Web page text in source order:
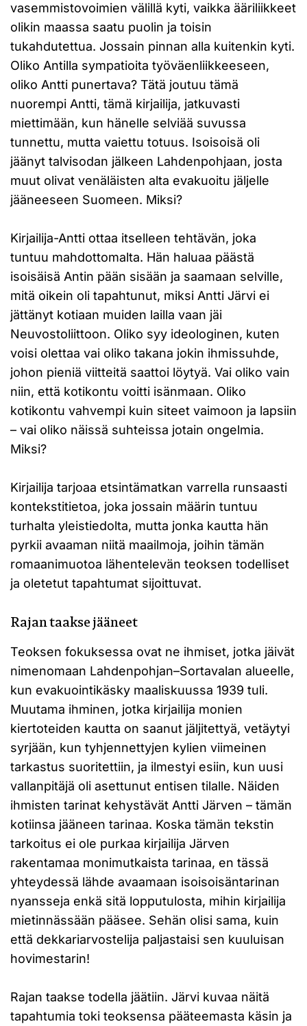
vasemmistovoimien välillä kyti, vaikka ääriliikkeet
olikin maassa saatu puolin ja toisin
tukahdutettua. Jossain pinnan alla kuitenkin kyti.
Oliko Antilla sympatioita työväenliikkeeseen,
oliko Antti punertava? Tätä joutuu tämä
nuorempi Antti, tämä kirjailija, jatkuvasti
miettimään, kun hänelle selviää suvussa
tunnettu, mutta vaiettu totuus. Isoisoisä oli
jäänyt talvisodan jälkeen Lahdenpohjaan, josta
muut olivat venäläisten alta evakuoitu jäljelle
jääneeseen Suomeen. Miksi?
Kirjailija-Antti ottaa itselleen tehtävän, joka
tuntuu mahdottomalta. Hän haluaa päästä
isoisäisä Antin pään sisään ja saamaan selville,
mitä oikein oli tapahtunut, miksi Antti Järvi ei
jättänyt kotiaan muiden lailla vaan jäi
Neuvostoliittoon. Oliko syy ideologinen, kuten
voisi olettaa vai oliko takana jokin ihmissuhde,
johon pieniä viitteitä saattoi löytyä. Vai oliko vain
niin, että kotikontu voitti isänmaan. Oliko
kotikontu vahvempi kuin siteet vaimoon ja lapsiin
– vai oliko näissä suhteissa jotain ongelmia.
Miksi?
Kirjailija tarjoaa etsintämatkan varrella runsaasti
kontekstitietoa, joka jossain määrin tuntuu
turhalta yleistiedolta, mutta jonka kautta hän
pyrkii avaaman niitä maailmoja, joihin tämän
romaanimuotoa lähentelevän teoksen todelliset
ja oletetut tapahtumat sijoittuvat.
Rajan taakse jääneet
Teoksen fokuksessa ovat ne ihmiset, jotka jäivät
nimenomaan Lahdenpohjan–Sortavalan alueelle,
kun evakuointikäsky maaliskuussa 1939 tuli.
Muutama ihminen, jotka kirjailija monien
kiertoteiden kautta on saanut jäljitettyä, vetäytyi
syrjään, kun tyhjennettyjen kylien viimeinen
tarkastus suoritettiin, ja ilmestyi esiin, kun uusi
vallanpitäjä oli asettunut entisen tilalle. Näiden
ihmisten tarinat kehystävät Antti Järven – tämän
kotiinsa jääneen tarinaa. Koska tämän tekstin
tarkoitus ei ole purkaa kirjailija Järven
rakentamaa monimutkaista tarinaa, en tässä
yhteydessä lähde avaamaan isoisoisäntarinan
nyansseja enkä sitä lopputulosta, mihin kirjailija
mietinnässään pääsee. Sehän olisi sama, kuin
että dekkariarvostelija paljastaisi sen kuuluisan
hovimestarin!
Rajan taakse todella jäätiin. Järvi kuvaa näitä
tapahtumia toki teoksensa pääteemasta käsin ja